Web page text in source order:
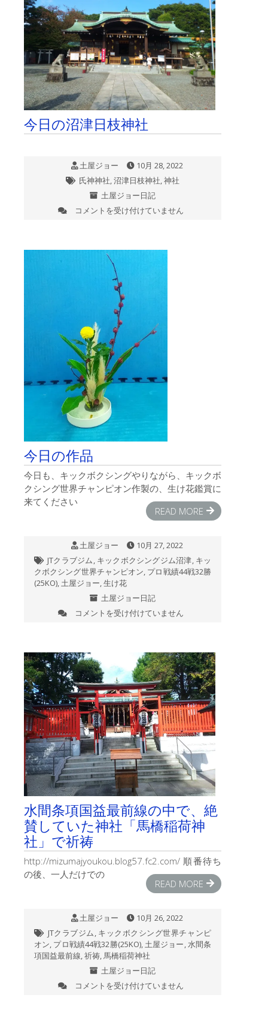
神
社
は
今日の沼津日枝神社
土屋ジョー
10月 28, 2022
氏神神社,沼津日枝神社,神社
土屋ジョー日記
今
コメントを受け付けていません
今日の作品
今日も、キックボクシングやりながら、キックボ
クシング世界チャンピオン作製の、生け花鑑賞に
来てください
READ MORE
土屋ジョー
10月 27, 2022
JTクラブジム, キックボクシングジム沼津, キッ
クボクシング世界チャンピオン, プロ戦績44戦32勝
(25KO),土屋ジョー,生け花
土屋ジョー日記
今
品
は
コメントを受け付けていません
水間条項国益最前線の中で、絶
賛していた神社「馬橋稲荷神
社」で祈祷
http://mizumajyoukou.blog57.fc2.com/ 順番待ち
の後、一人だけでの
READ MORE
土屋ジョー
10月 26, 2022
JTクラブジム, キックボクシング世界チャンピ
オン, プロ戦績44戦32勝(25KO),土屋ジョー,水間条
項国益最前線,祈祷,馬橋稲荷神社
土屋ジョー日記
水
コメントを受け付けていません